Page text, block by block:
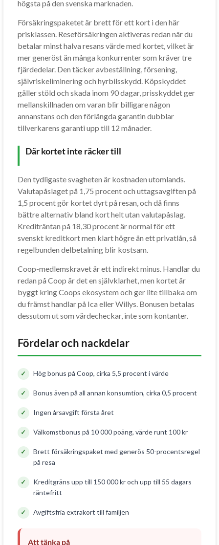
högsta på den svenska marknaden.
Försäkringspaketet är brett för ett kort i den här
prisklassen. Reseförsäkringen aktiveras redan när du
betalar minst halva resans värde med kortet, vilket är
mer generöst än många konkurrenter som kräver tre
fjärdedelar. Den täcker avbeställning, försening,
självriskeliminering och hyrbilsskydd. Köpskyddet
gäller stöld och skada inom 90 dagar, prisskyddet ger
mellanskillnaden om varan blir billigare någon
annanstans och den förlängda garantin dubblar
tillverkarens garanti upp till 12 månader.
Där kortet inte räcker till
Den tydligaste svagheten är kostnaden utomlands.
Valutapåslaget på 1,75 procent och uttagsavgiften på
1,5 procent gör kortet dyrt på resan, och då finns
bättre alternativ bland kort helt utan valutapåslag.
Krediträntan på 18,30 procent är normal för ett
svenskt kreditkort men klart högre än ett privatlån, så
regelbunden delbetalning blir kostsam.
Coop-medlemskravet är ett indirekt minus. Handlar du
redan på Coop är det en självklarhet, men kortet är
byggt kring Coops ekosystem och ger lite tillbaka om
du främst handlar på Ica eller Willys. Bonusen betalas
dessutom ut som värdecheckar, inte som kontanter.
Fördelar och nackdelar
Hög bonus på Coop, cirka 5,5 procent i värde
Bonus även på all annan konsumtion, cirka 0,5 procent
Ingen årsavgift första året
Välkomstbonus på 10 000 poäng, värde runt 100 kr
Brett försäkringspaket med generös 50-procentsregel
på resa
Kreditgräns upp till 150 000 kr och upp till 55 dagars
räntefritt
Avgiftsfria extrakort till familjen
Att tänka på